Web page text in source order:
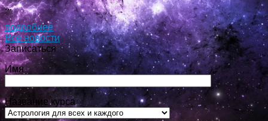
...
подробнее
Все новости
Записаться
Имя
Название курса